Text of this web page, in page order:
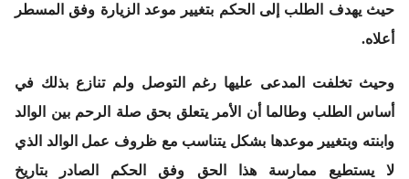
حيث يهدف الطلب إلى الحكم بتغيير موعد الزيارة وفق المسطر
أعلاه.
وحيث تخلفت المدعى عليها رغم التوصل ولم تنازع بذلك في
أساس الطلب وطالما أن الأمر يتعلق بحق صلة الرحم بين الوالد
وابنته وبتغيير موعدها بشكل يتناسب مع ظروف عمل الوالد الذي
لا يستطيع ممارسة هذا الحق وفق الحكم الصادر بتاريخ